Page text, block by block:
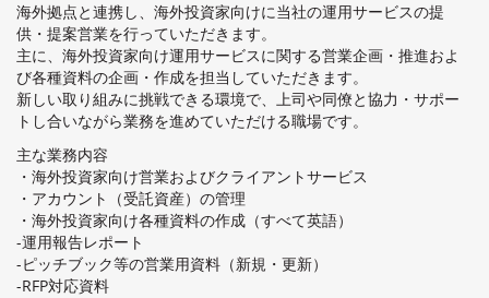
海外拠点と連携し、海外投資家向けに当社の運用サービスの提
供・提案営業を行っていただきます。
主に、海外投資家向け運用サービスに関する営業企画・推進およ
び各種資料の企画・作成を担当していただきます。
新しい取り組みに挑戦できる環境で、上司や同僚と協力・サポー
トし合いながら業務を進めていただける職場です。
主な業務内容
・海外投資家向け営業およびクライアントサービス
・アカウント（受託資産）の管理
・海外投資家向け各種資料の作成（すべて英語）
-運用報告レポート
-ピッチブック等の営業用資料（新規・更新）
-RFP対応資料